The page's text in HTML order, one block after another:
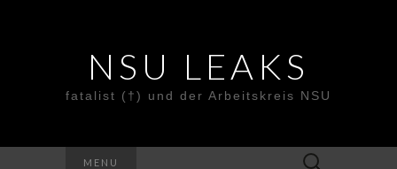
NSU LEAKS
fatalist (†) und der Arbeitskreis NSU
MENU
Suche